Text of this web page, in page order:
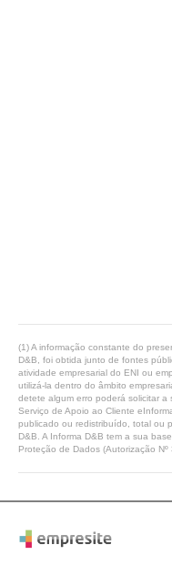
(1) A informação constante do
D&B, foi obtida junto de fontes
atividade empresarial do ENI ou
utilizá-la dentro do âmbito
detete algum erro poderá solicitar
Serviço de Apoio ao Cliente
publicado ou redistribuído, total ou
D&B. A Informa D&B tem a sua
Proteção de Dados (Autorização